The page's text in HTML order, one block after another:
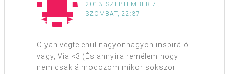
2013. SZEPTEMBER 7.,
SZOMBAT, 22:37
Olyan végtelenül nagyonnagyon inspiráló
vagy, Via <3 (És annyira remélem hogy
nem csak álmodozom mikor sokszor